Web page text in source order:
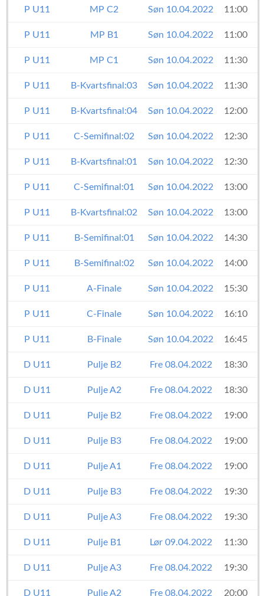
P U11 MP C2 Søn 10.04.2022 11:00
P U11 MP B1 Søn 10.04.2022 11:00
P U11 MP C1 Søn 10.04.2022 11:30
P U11 B-Kvartsfinal:03 Søn 10.04.2022 11:30
P U11 B-Kvartsfinal:04 Søn 10.04.2022 12:00
P U11 C-Semifinal:02 Søn 10.04.2022 12:30
P U11 B-Kvartsfinal:01 Søn 10.04.2022 12:30
P U11 C-Semifinal:01 Søn 10.04.2022 13:00
P U11 B-Kvartsfinal:02 Søn 10.04.2022 13:00
P U11 B-Semifinal:01 Søn 10.04.2022 14:30
P U11 B-Semifinal:02 Søn 10.04.2022 14:00
P U11 A-Finale Søn 10.04.2022 15:30
P U11 C-Finale Søn 10.04.2022 16:10
P U11 B-Finale Søn 10.04.2022 16:45
D U11 Pulje B2 Fre 08.04.2022 18:30
D U11 Pulje A2 Fre 08.04.2022 18:30
D U11 Pulje B2 Fre 08.04.2022 19:00
D U11 Pulje B3 Fre 08.04.2022 19:00
D U11 Pulje A1 Fre 08.04.2022 19:00
D U11 Pulje B3 Fre 08.04.2022 19:30
D U11 Pulje A3 Fre 08.04.2022 19:30
D U11 Pulje B1 Lør 09.04.2022 11:30
D U11 Pulje A3 Fre 08.04.2022 19:30
D U11 Pulje A2 Fre 08.04.2022 20:00